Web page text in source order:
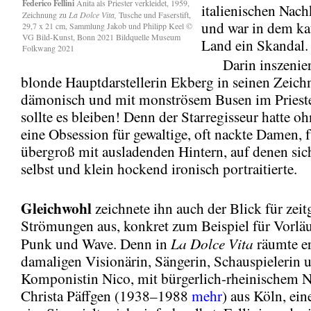
Federico Fellini Anita als Priester verkleidet, 1959,
Zeichnung zu La Dolce Vita, Tusche und Faserstift,
29,7 x 21 cm, Sammlung Jakob und Philipp Keel ©
VG Bild-Kunst, Bonn 2021 Bildquelle Museum
Folkwang 2021
italienischen
und war in dem
Land ein Skandal.
Darin
blonde Hauptdarstellerin Ekberg in seinen
dämonisch und mit monströsem Busen im
sollte es bleiben! Denn der Starregisseur hatte
eine Obsession für gewaltige, oft nackte Damen,
übergroß mit ausladenden Hintern, auf denen
selbst und klein hockend ironisch portraitierte.
Gleichwohl zeichnete ihn auch der Blick für
Strömungen aus, konkret zum Beispiel für
Punk und Wave. Denn in La Dolce Vita räumte
damaligen Visionärin, Sängerin, Schauspielerin
Komponistin Nico, mit bürgerlich-rheinischem
Christa Päffgen (1938–1988 mehr) aus Köln,